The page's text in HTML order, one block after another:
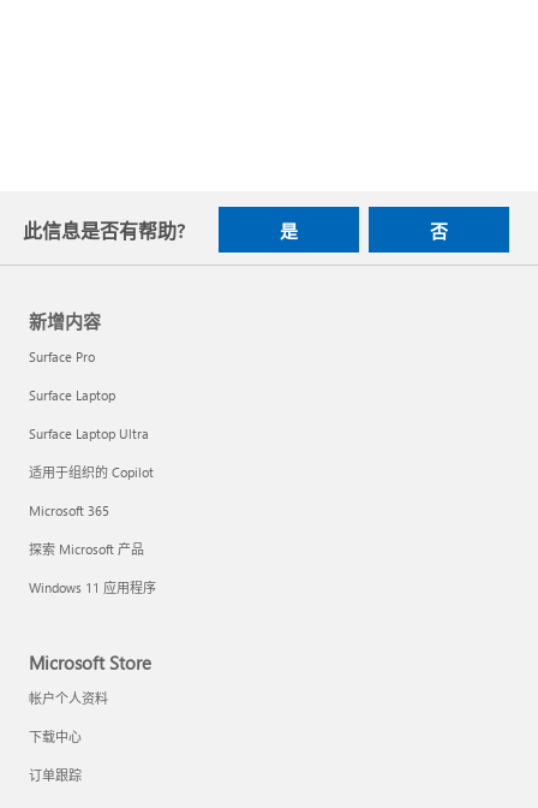
此信息是否有帮助? 是 否
新增内容
Surface Pro
Surface Laptop
Surface Laptop Ultra
适用于组织的 Copilot
Microsoft 365
探索 Microsoft 产品
Windows 11 应用程序
Microsoft Store
帐户个人资料
下载中心
订单跟踪